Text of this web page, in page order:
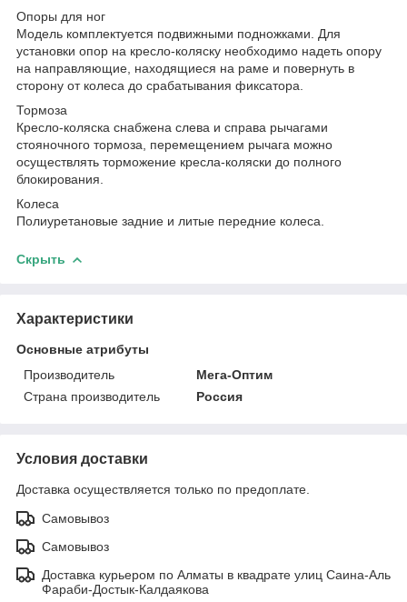
Опоры для ног
Модель комплектуется подвижными подножками. Для
установки опор на кресло-коляску необходимо надеть опору
на направляющие, находящиеся на раме и повернуть в
сторону от колеса до срабатывания фиксатора.
Тормоза
Кресло-коляска снабжена слева и справа рычагами
стояночного тормоза, перемещением рычага можно
осуществлять торможение кресла-коляски до полного
блокирования.
Колеса
Полиуретановые задние и литые передние колеса.
Скрыть
Характеристики
Основные атрибуты
Производитель
Мега-Оптим
Страна производитель
Россия
Условия доставки
Доставка осуществляется только по предоплате.
Самовывоз
Самовывоз
Доставка курьером по Алматы в квадрате улиц Саина-Аль
Фараби-Достык-Калдаякова